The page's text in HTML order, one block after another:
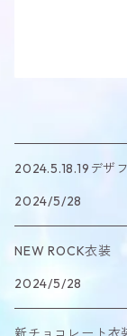
2024.5.18.19デザ
2024/5/28
NEW ROCK衣装
2024/5/28